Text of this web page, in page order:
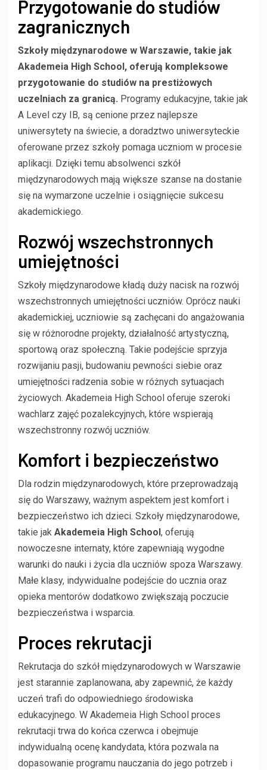
Przygotowanie do studiów
zagranicznych
Szkoły międzynarodowe w Warszawie, takie jak
Akademeia High School, oferują kompleksowe
przygotowanie do studiów na prestiżowych
uczelniach za granicą. Programy edukacyjne, takie jak
A Level czy IB, są cenione przez najlepsze
uniwersytety na świecie, a doradztwo uniwersyteckie
oferowane przez szkoły pomaga uczniom w procesie
aplikacji. Dzięki temu absolwenci szkół
międzynarodowych mają większe szanse na dostanie
się na wymarzone uczelnie i osiągnięcie sukcesu
akademickiego.
Rozwój wszechstronnych
umiejętności
Szkoły międzynarodowe kładą duży nacisk na rozwój
wszechstronnych umiejętności uczniów. Oprócz nauki
akademickiej, uczniowie są zachęcani do angażowania
się w różnorodne projekty, działalność artystyczną,
sportową oraz społeczną. Takie podejście sprzyja
rozwijaniu pasji, budowaniu pewności siebie oraz
umiejętności radzenia sobie w różnych sytuacjach
życiowych. Akademeia High School oferuje szeroki
wachlarz zajęć pozalekcyjnych, które wspierają
wszechstronny rozwój uczniów.
Komfort i bezpieczeństwo
Dla rodzin międzynarodowych, które przeprowadzają
się do Warszawy, ważnym aspektem jest komfort i
bezpieczeństwo ich dzieci. Szkoły międzynarodowe,
takie jak Akademeia High School , oferują
nowoczesne internaty, które zapewniają wygodne
warunki do nauki i życia dla uczniów spoza Warszawy.
Małe klasy, indywidualne podejście do ucznia oraz
opieka mentorów dodatkowo zwiększają poczucie
bezpieczeństwa i wsparcia.
Proces rekrutacji
Rekrutacja do szkół międzynarodowych w Warszawie
jest starannie zaplanowana, aby zapewnić, że każdy
uczeń trafi do odpowiedniego środowiska
edukacyjnego. W Akademeia High School proces
rekrutacji trwa do końca czerwca i obejmuje
indywidualną ocenę kandydata, która pozwala na
dopasowanie programu nauczania do jego potrzeb i